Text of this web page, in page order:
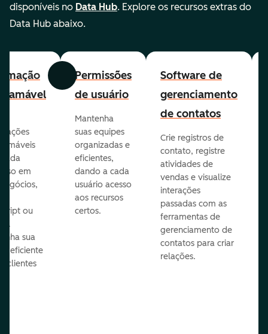
disponíveis no Data Hub. Explore os recursos extras do
Data Hub abaixo.
Anterior Avançar
em
ou
sua
eficiente
clientes
Permissões
de usuário
Mantenha
suas equipes
organizadas e
eficientes,
dando a cada
usuário acesso
aos recursos
certos.
Software de
gerenciamento
de contatos
Crie registros de
contato, registre
atividades de
vendas e visualize
interações
passadas com as
ferramentas de
gerenciamento de
contatos para criar
relações.